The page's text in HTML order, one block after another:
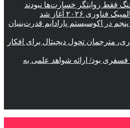
فقط روایتگر خسارت‌ها نبودند
۲۰۲۶ آغاز شد
در اکوسیستم پارادایم قدرت‌بنیان
مترجمان تحول دیجیتال برای افکار
فسفری بود/ ارائه شواهد علمی به